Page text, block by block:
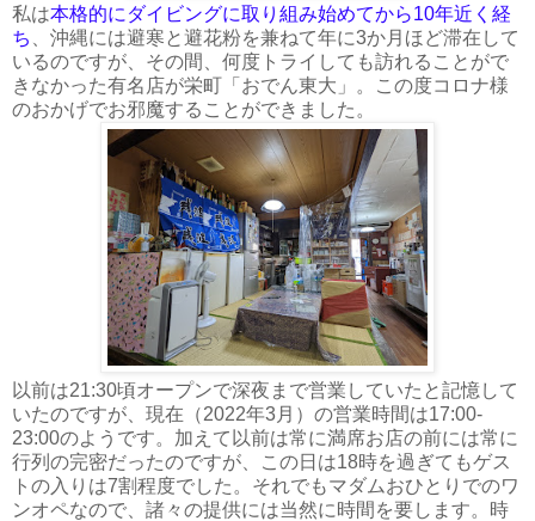
私は本格的にダイビングに取り組み始めてから10年近く経
ち
、沖縄には避寒と避花粉を兼ねて年に3か月ほど滞在して
いるのですが、その間、何度トライしても訪れることがで
きなかった有名店が栄町「おでん東大」。この度コロナ様
のおかげでお邪魔することができました。
以前は21:30頃オープンで深夜まで営業していたと記憶して
いたのですが、現在（2022年3月）の営業時間は17:00-
23:00のようです。加えて以前は常に満席お店の前には常に
行列の完密だったのですが、この日は18時を過ぎてもゲス
トの入りは7割程度でした。それでもマダムおひとりでのワ
ンオペなので、諸々の提供には当然に時間を要します。時